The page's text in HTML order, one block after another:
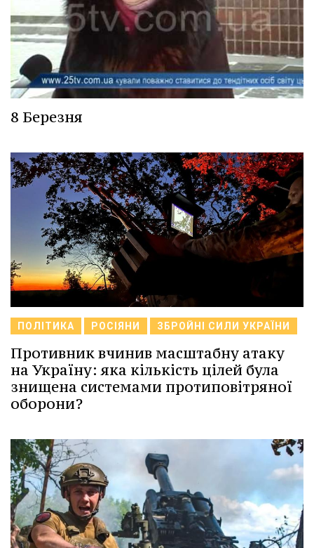
8 Березня
ПОЛІТИКА РОСІЯНИ ЗБРОЙНІ СИЛИ УКРАЇНИ
Противник вчинив масштабну атаку
на Україну: яка кількість цілей була
знищена системами протиповітряної
оборони?